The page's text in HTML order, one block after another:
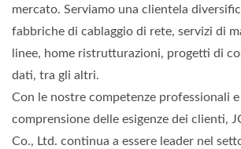
mercato. Serviamo una clientela
fabbriche di cablaggio di rete, servizi di
linee, home ristrutturazioni, progetti di
dati, tra gli altri.
Con le nostre competenze professionali
comprensione delle esigenze dei clienti,
Co., Ltd. continua a essere leader nel